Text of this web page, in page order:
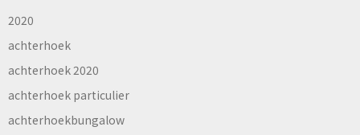
2020
achterhoek
achterhoek 2020
achterhoek particulier
achterhoekbungalow